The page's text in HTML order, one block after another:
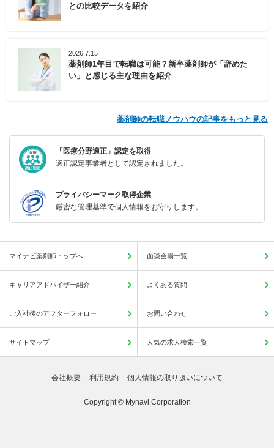
との比較データを紹介
2026.7.15
薬剤師1年目で転職は可能？新卒薬剤師が「辞めた
い」と感じる主な理由を紹介
薬剤師の転職ノウハウの記事をもっと見る
「医療分野適正」認定を取得
適正認定事業者として認定されました。
プライバシーマーク取得企業
厳密な管理基準で個人情報をお守りします。
マイナビ薬剤師トップへ 面談会場一覧
キャリアアドバイザー紹介 よくある質問
ご入社後のアフターフォロー お問い合わせ
サイトマップ 人気の求人検索一覧
会社概要 利用規約 個人情報の取り扱いについて
Copyright © Mynavi Corporation